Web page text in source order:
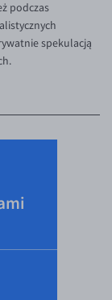
podczas
spekulacją